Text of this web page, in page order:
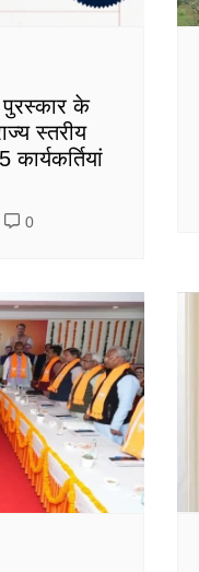
पुरस्कार के
स्तरीय
0